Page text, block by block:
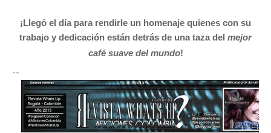
¡Llegó el día para rendirle un homenaje quienes con su
trabajo y dedicación están detrás de una taza del mejor
café suave del mundo!
--